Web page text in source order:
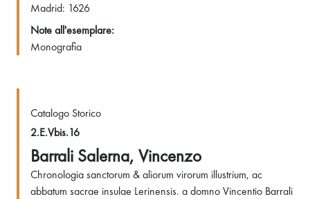
Madrid: 1626
Note all'esemplare:
Monografia
Catalogo Storico
2.E.Vbis.16
Barrali Salerna, Vincenzo
Chronologia sanctorum & aliorum virorum illustrium, ac
abbatum sacrae insulae Lerinensis. a domno Vincentio Barrali